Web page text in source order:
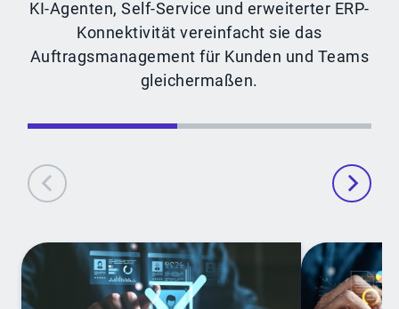
KI-Agenten, Self-Service und erweiterter ERP-
Konnektivität vereinfacht sie das
Auftragsmanagement für Kunden und Teams
gleichermaßen.